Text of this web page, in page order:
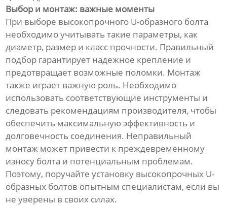
Выбор и монтаж: важные моменты
При выборе высокопрочного U-образного болта
необходимо учитывать такие параметры, как
диаметр, размер и класс прочности. Правильный
подбор гарантирует надежное крепление и
предотвращает возможные поломки. Монтаж
также играет важную роль. Необходимо
использовать соответствующие инструменты и
следовать рекомендациям производителя, чтобы
обеспечить максимальную эффективность и
долговечность соединения. Неправильный
монтаж может привести к преждевременному
износу болта и потенциальным проблемам.
Поэтому, поручайте установку высокопрочных U-
образных болтов опытным специалистам, если вы
не уверены в своих силах.